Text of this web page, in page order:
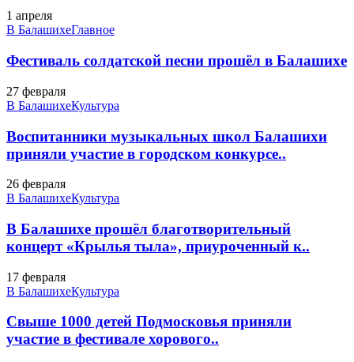
1 апреля
В БалашихеГлавное
Фестиваль солдатской песни прошёл в Балашихе
27 февраля
В БалашихеКультура
Воспитанники музыкальных школ Балашихи
приняли участие в городском конкурсе..
26 февраля
В БалашихеКультура
В Балашихе прошёл благотворительный
концерт «Крылья тыла», приуроченный к..
17 февраля
В БалашихеКультура
Свыше 1000 детей Подмосковья приняли
участие в фестивале хорового..